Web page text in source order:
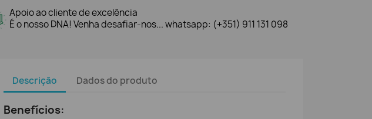
Apoio ao cliente de excelência
É o nosso DNA! Venha desafiar-nos... whatsapp: (+351) 911 131 098
Descrição Dados do produto
Benefícios: